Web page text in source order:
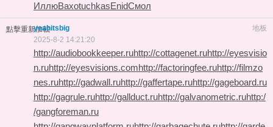
ИллюВахоtuchkasEnidСмол
點擊重新加載 地板
yeahitsbig
2025-8-2 14:21:20
http://audiobookkeeper.ruhttp://cottagenet.ruhttp://eyesvisio
n.ruhttp://eyesvisions.comhttp://factoringfee.ruhttp://filmzo
nes.ruhttp://gadwall.ruhttp://gaffertape.ruhttp://gageboard.ru
http://gagrule.ruhttp://gallduct.ruhttp://galvanometric.ruhttp:/
/gangforeman.ru